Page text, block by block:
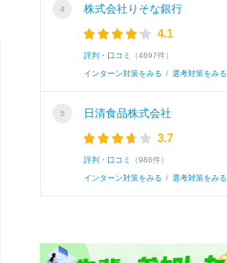
株式会社りそな銀行
4.1
評判・口コミ （4697件）
インターン対策をみる / 選考対策をみる
日清食品株式会社
3.7
評判・口コミ （986件）
インターン対策をみる / 選考対策をみる